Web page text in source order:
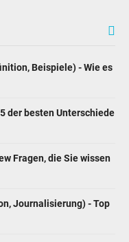
Beispiele) - Wie es
der besten Unterschiede
Fragen, die Sie wissen
Journalisierung) - Top